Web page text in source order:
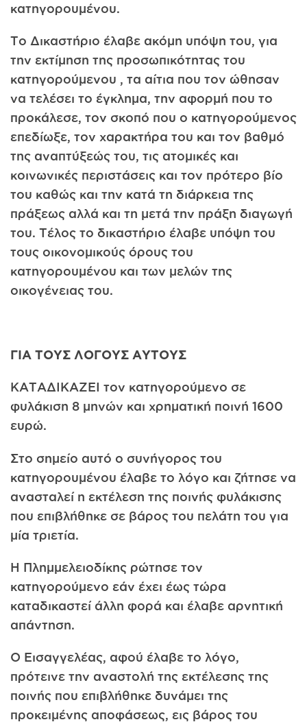
κατηγορουμένου.
Το Δικαστήριο έλαβε ακόμη υπόψη του, για
την εκτίμηση της προσωπικότητας του
κατηγορούμενου , τα αίτια που τον ώθησαν
να τελέσει το έγκλημα, την αφορμή που το
προκάλεσε, τον σκοπό που ο κατηγορούμενος
επεδίωξε, τον χαρακτήρα του και τον βαθμό
της αναπτύξεώς του, τις ατομικές και
κοινωνικές περιστάσεις και τον πρότερο βίο
του καθώς και την κατά τη διάρκεια της
πράξεως αλλά και τη μετά την πράξη διαγωγή
του. Τέλος το δικαστήριο έλαβε υπόψη του
τους οικονομικούς όρους του
κατηγορουμένου και των μελών της
οικογένειας του.
ΓΙΑ ΤΟΥΣ ΛΟΓΟΥΣ ΑΥΤΟΥΣ
ΚΑΤΑΔΙΚΑΖΕΙ τον κατηγορούμενο σε
φυλάκιση 8 μηνών και χρηματική ποινή 1600
ευρώ.
Στο σημείο αυτό ο συνήγορος του
κατηγορουμένου έλαβε το λόγο και ζήτησε να
ανασταλεί η εκτέλεση της ποινής φυλάκισης
που επιβλήθηκε σε βάρος του πελάτη του για
μία τριετία.
Η Πλημμελειοδίκης ρώτησε τον
κατηγορούμενο εάν έχει έως τώρα
καταδικαστεί άλλη φορά και έλαβε αρνητική
απάντηση.
Ο Εισαγγελέας, αφού έλαβε το λόγο,
πρότεινε την αναστολή της εκτέλεσης της
ποινής που επιβλήθηκε δυνάμει της
προκειμένης αποφάσεως, εις βάρος του